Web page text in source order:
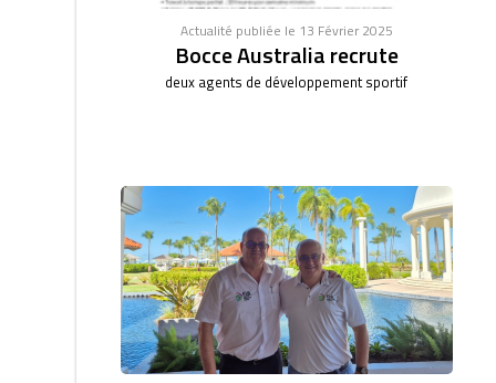
Actualité publiée le 13 Février 2025
Bocce Australia recrute
deux agents de développement sportif